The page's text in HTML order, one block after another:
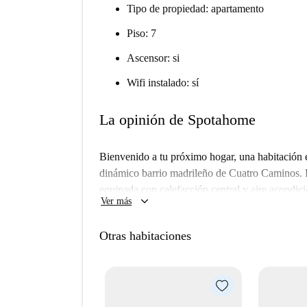
Tipo de propiedad: apartamento
Piso: 7
Ascensor: si
Wifi instalado: sí
La opinión de Spotahome
Bienvenido a tu próximo hogar, una habitación
dinámico barrio madrileño de Cuatro Caminos.
equipada con calefacción central y aire
Cuenta con cocina equipada e incluye todos
te aseguramos que todos los propietarios pasan
propiedad, encontrarás lugares emblemáticos
Ver más keyboard_arrow_down
Otras habitaciones